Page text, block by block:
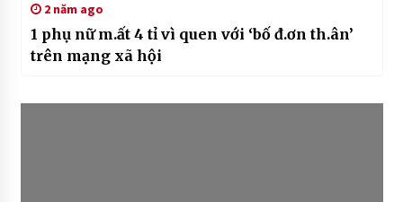
2 năm ago
1 phụ nữ m.ất 4 tỉ vì quen với ‘bố đ.ơn th.ân’
trên mạng xã hội